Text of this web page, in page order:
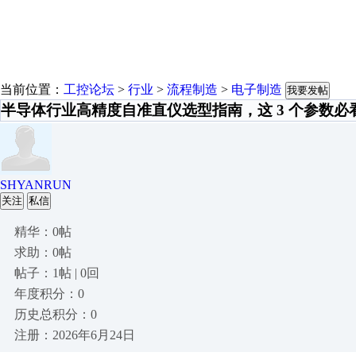
当前位置： 工控论坛 > 行业 > 流程制造 > 电子制造 我要发帖
半导体行业高精度自准直仪选型指南，这 3 个参数必
SHYANRUN
关注 私信
精华：0帖
求助：0帖
帖子：1帖 | 0回
年度积分：0
历史总积分：0
注册：2026年6月24日